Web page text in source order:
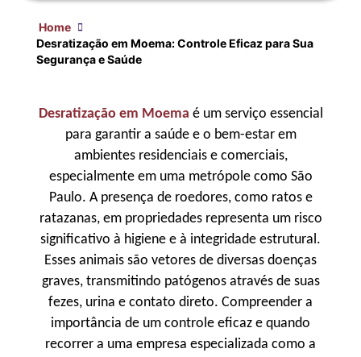
Home
Desratização em Moema: Controle Eficaz para Sua
Segurança e Saúde
Desratização em Moema é um serviço essencial
para garantir a saúde e o bem-estar em
ambientes residenciais e comerciais,
especialmente em uma metrópole como São
Paulo. A presença de roedores, como ratos e
ratazanas, em propriedades representa um risco
significativo à higiene e à integridade estrutural.
Esses animais são vetores de diversas doenças
graves, transmitindo patógenos através de suas
fezes, urina e contato direto. Compreender a
importância de um controle eficaz e quando
recorrer a uma empresa especializada como a